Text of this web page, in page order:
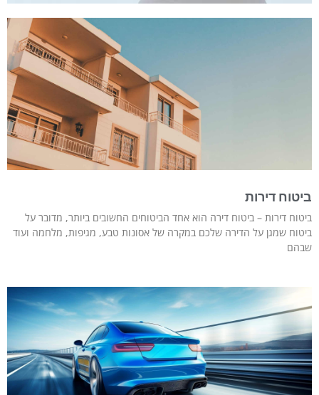
ביטוח דירות
ביטוח דירות – ביטוח דירה הוא אחד הביטוחים החשובים ביותר, מדובר על
ביטוח שמגן על הדירה שלכם במקרה של אסונות טבע, מגיפות, מלחמה ועוד
שבהם